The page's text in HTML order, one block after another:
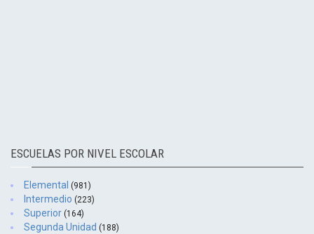
ESCUELAS POR NIVEL ESCOLAR
Elemental (981)
Intermedio (223)
Superior (164)
Segunda Unidad (188)